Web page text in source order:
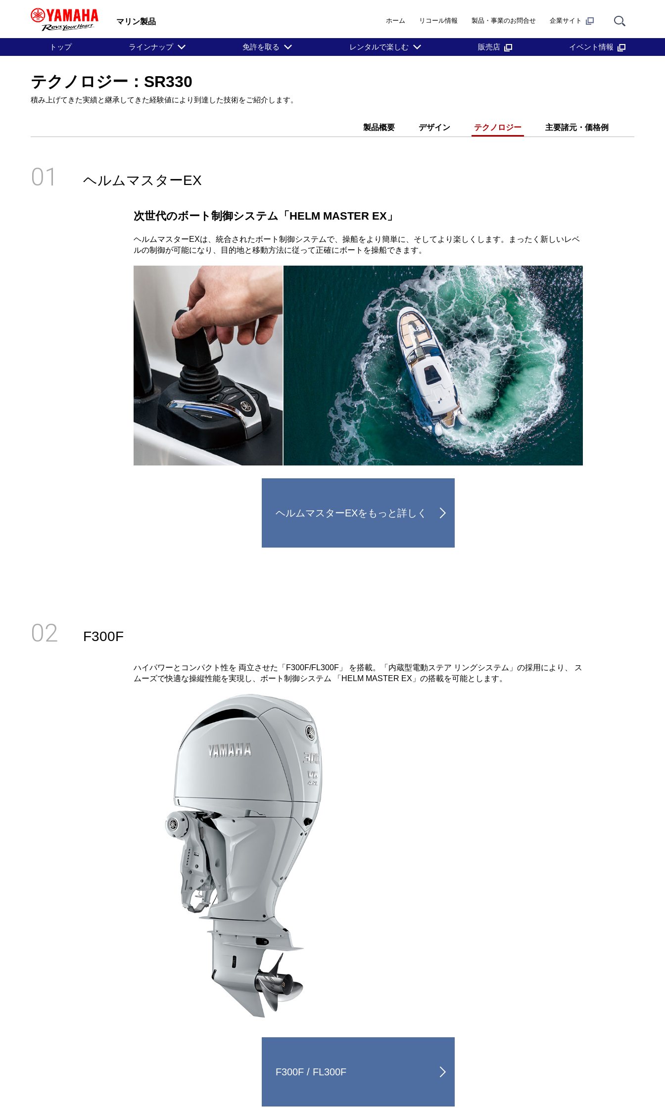
マリン製品 ホーム リコール情報 製品・事業のお問合せ 企業サイト
トップ ラインナップ 免許を取る レンタルで楽しむ 販売店 イベント情報
テクノロジー：SR330
積み上げてきた実績と継承してきた経験値により到達した技術をご紹介します。
製品概要 デザイン テクノロジー 主要諸元・価格例
01 ヘルムマスターEX
次世代のボート制御システム「HELM MASTER EX」
ヘルムマスターEXは、統合されたボート制御システムで、操船をより簡単に、そしてより楽しくします。まったく新しいレベ
ルの制御が可能になり、目的地と移動方法に従って正確にボートを操船できます。
ヘルムマスターEXをもっと詳しく
02 F300F
ハイパワーとコンパクト性を 両立させた「F300F/FL300F」 を搭載。「内蔵型電動ステア リングシステム」の採用により、 ス
ムーズで快適な操縦性能を実現し、ボート制御システム 「HELM MASTER EX」の搭載を可能とします。
F300F / FL300F